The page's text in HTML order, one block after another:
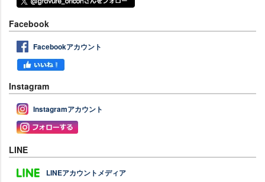
Facebook
Facebookアカウント
Instagram
Instagramアカウント
LINE
LINEアカウントメディア